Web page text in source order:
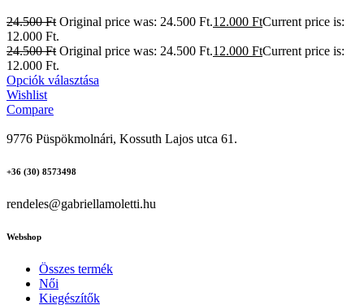
24.500Ft Original price was: 24.500 Ft.12.000 FtCurrent price is:
12.000 Ft.
24.500Ft Original price was: 24.500 Ft.12.000 FtCurrent price is:
12.000 Ft.
Opciók választása
Wishlist
Compare
9776 Püspökmolnári, Kossuth Lajos utca 61.
+36 (30) 8573498
rendeles@gabriellamoletti.hu
Webshop
Összes termék
Női
Kiegészítők